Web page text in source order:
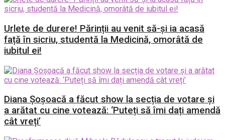
Urlete de durere! Părinții au venit să-și ia acasă
față în sicriu, studentă la Medicină, omorâtă de
iubitul ei!
Diana Șoșoacă a făcut show la secția de votare și
a arătat cu cine votează: ‘Puteți să îmi dați amendă
cât vreți’